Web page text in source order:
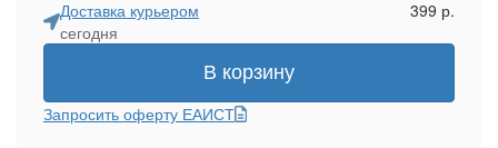
Доставка курьером
сегодня
399 р.
В корзину
Запросить оферту ЕАИСТ